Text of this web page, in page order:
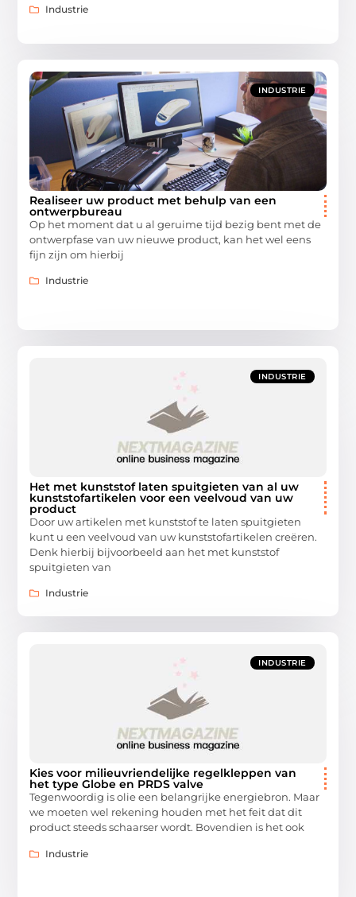
Industrie
INDUSTRIE
Realiseer uw product met behulp van een
ontwerpbureau
Op het moment dat u al geruime tijd bezig bent met de
ontwerpfase van uw nieuwe product, kan het wel eens
fijn zijn om hierbij
Industrie
INDUSTRIE
Het met kunststof laten spuitgieten van al uw
kunststofartikelen voor een veelvoud van uw
product
Door uw artikelen met kunststof te laten spuitgieten
kunt u een veelvoud van uw kunststofartikelen creëren.
Denk hierbij bijvoorbeeld aan het met kunststof
spuitgieten van
Industrie
INDUSTRIE
Kies voor milieuvriendelijke regelkleppen van
het type Globe en PRDS valve
Tegenwoordig is olie een belangrijke energiebron. Maar
we moeten wel rekening houden met het feit dat dit
product steeds schaarser wordt. Bovendien is het ook
Industrie